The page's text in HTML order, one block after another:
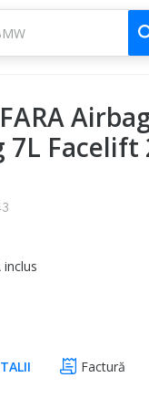
7L Facelift
inclus
Factură